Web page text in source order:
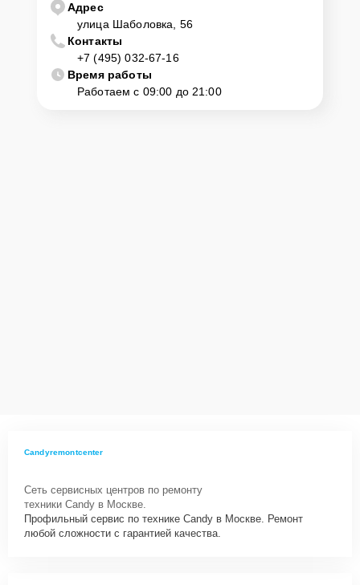
нужно просто оставить
горячей линии: +7 (495) 032-67-16. Наши специалисты оперативно
проконсультируют по всем необходимым вопросам, запишут на
диагностику, подскажут с вариантами курьерской доставки или
оформят выезд мастера в удобное время и место.
Адрес
улица Шаболовка, 56
Контакты
+7 (495) 032-67-16
Время работы
Работаем с 09:00 до 21:00
Candyremontcenter
Сеть сервисных центров по ремонту
техники Candy в Москве.
Профильный сервис по технике Candy в Москве. Ремонт
любой сложности с гарантией качества.